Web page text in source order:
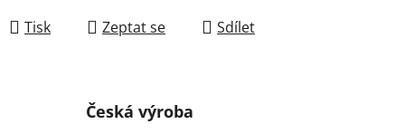
Tisk Zeptat se Sdílet
Česká výroba